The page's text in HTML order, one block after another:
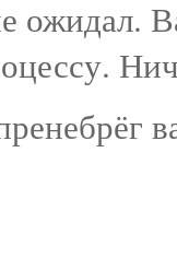
ожидал.